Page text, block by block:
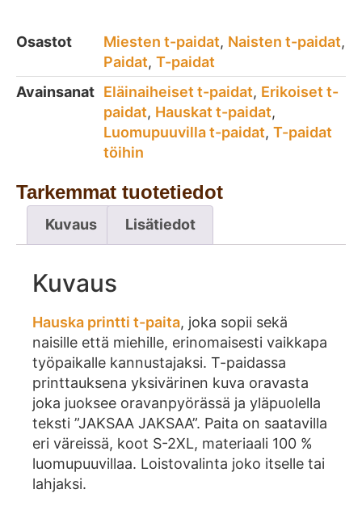
Osastot Miesten t-paidat, Naisten t-paidat,
Paidat, T-paidat
Avainsanat Eläinaiheiset t-paidat, Erikoiset t-
paidat, Hauskat t-paidat,
Luomupuuvilla t-paidat, T-paidat
töihin
Tarkemmat tuotetiedot
Kuvaus Lisätiedot
Kuvaus
Hauska printti t-paita, joka sopii sekä
naisille että miehille, erinomaisesti vaikkapa
työpaikalle kannustajaksi. T-paidassa
printtauksena yksivärinen kuva oravasta
joka juoksee oravanpyörässä ja yläpuolella
teksti ”JAKSAA JAKSAA”. Paita on saatavilla
eri väreissä, koot S-2XL, materiaali 100 %
luomupuuvillaa. Loistovalinta joko itselle tai
lahjaksi.